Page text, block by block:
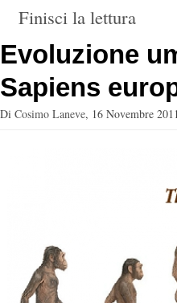
Finisci la lettura
Evoluzione
Sapiens
Di Cosimo Laneve, 16 Novembre 2011